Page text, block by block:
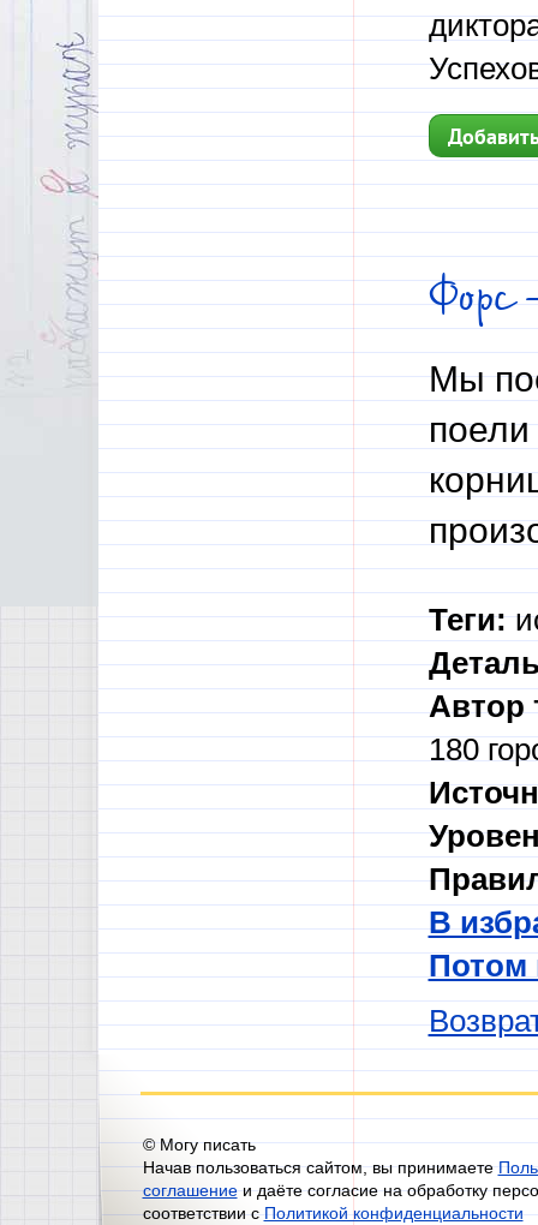
Мы
поели
Теги:
Автор
180
В
Потом
© Могу писать
Начав пользоваться сайтом, вы принимаете
соглашениеи даёте согласие на обработку
соответствии сПолитикой конфиденциальности